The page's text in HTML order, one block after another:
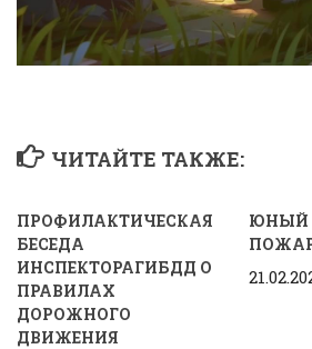
ЧИТАЙТЕ ТАКЖЕ:
ПРОФИЛАКТИЧЕСКАЯ
БЕСЕДА
ИНСПЕКТОРАГИБДД О
ПРАВИЛАХ
ДОРОЖНОГО
ДВИЖЕНИЯ
ЮНЫЙ